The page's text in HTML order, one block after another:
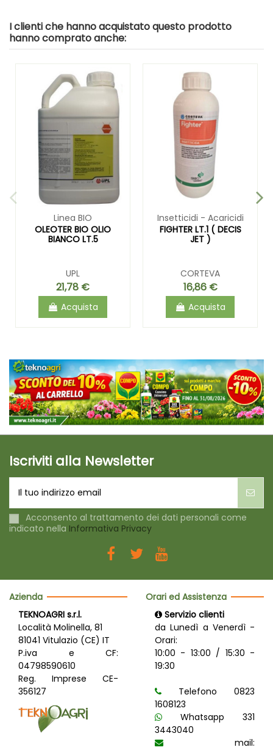
I clienti che hanno acquistato questo prodotto
hanno comprato anche:
Linea BIO
OLEOTER BIO OLIO
BIANCO LT.5
UPL
21,78 €
Acquista
Insetticidi - Acaricidi
FIGHTER LT.1 ( DECIS
JET )
CORTEVA
16,86 €
Acquista
Iscriviti alla Newsletter
Acconsento al trattamento dei dati personali come
indicato nella Informativa Privacy
Azienda
TEKNOAGRI s.r.l.
Località Molinella, 81
81041 Vitulazio (CE) IT
P.iva e CF:
04798590610
Reg. Imprese CE-
356127
Orari ed Assistenza
Servizio clienti
da Lunedì a Venerdì -
Orari:
10:00 - 13:00 / 15:30 -
19:30
Telefono 0823
1608123
Whatsapp 331
3443040
mail: